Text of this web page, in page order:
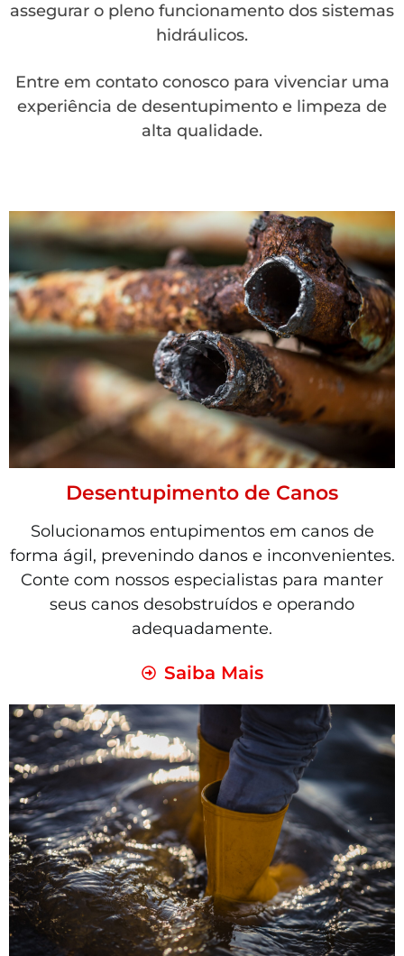
assegurar o pleno funcionamento dos sistemas
hidráulicos.
Entre em contato conosco para vivenciar uma
experiência de desentupimento e limpeza de
alta qualidade.
Desentupimento de Canos
Solucionamos entupimentos em canos de
forma ágil, prevenindo danos e inconvenientes.
Conte com nossos especialistas para manter
seus canos desobstruídos e operando
adequadamente.
Saiba Mais